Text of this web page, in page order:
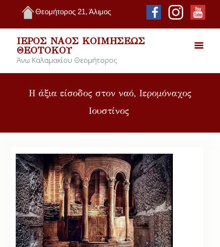
Θεομήτορος 21, Άλιμος
ΙΕΡΌΣ ΝΑΌΣ ΚΟΙΜΉΣΕΩΣ
ΘΕΟΤΌΚΟΥ
Άνω Καλαμακίου Θεομήτορος
Η άξια είσοδος στον ναό, Ιερομόναχος
Ιουστίνος